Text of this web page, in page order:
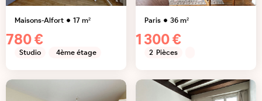
Maisons-Alfort 17m²
780 €
Studio 4ème étage
Paris 36m²
1 300 €
2 Pièces